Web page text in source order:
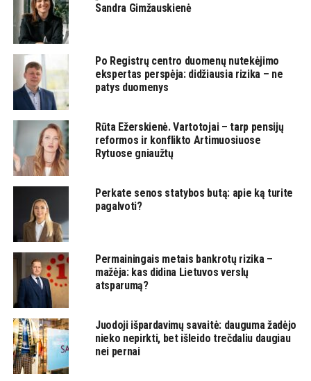
Sandra Gimžauskienė
Po Registrų centro duomenų nutekėjimo
ekspertas perspėja: didžiausia rizika – ne
patys duomenys
Rūta Ežerskienė. Vartotojai – tarp pensijų
reformos ir konflikto Artimuosiuose
Rytuose gniaužtų
Perkate senos statybos butą: apie ką turite
pagalvoti?
Permainingais metais bankrotų rizika –
mažėja: kas didina Lietuvos verslų
atsparumą?
Juodoji išpardavimų savaitė: dauguma žadėjo
nieko nepirkti, bet išleido trečdaliu daugiau
nei pernai